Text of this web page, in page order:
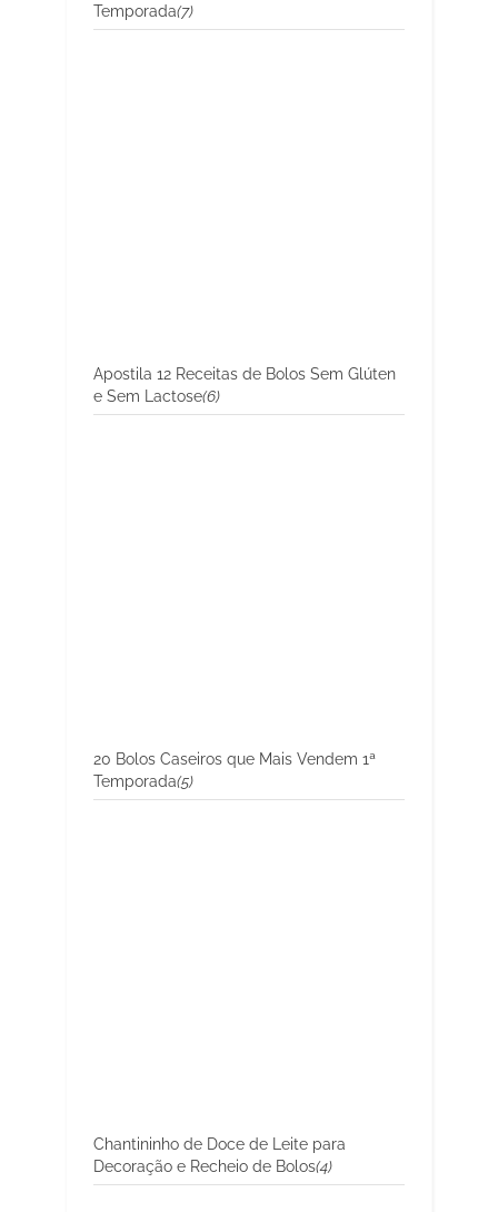
Temporada(7)
Apostila 12 Receitas de Bolos Sem Glúten
e Sem Lactose(6)
20 Bolos Caseiros que Mais Vendem 1ª
Temporada(5)
Chantininho de Doce de Leite para
Decoração e Recheio de Bolos(4)